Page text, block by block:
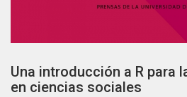
Una introducción a R para
en ciencias sociales